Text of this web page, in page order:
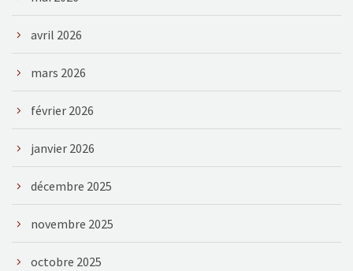
avril 2026
mars 2026
février 2026
janvier 2026
décembre 2025
novembre 2025
octobre 2025